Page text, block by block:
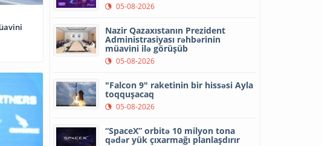
05-08-2026
Nazir Qazaxıstanın Prezident
Administrasiyası rəhbərinin
müavini ilə görüşüb
05-08-2026
"Falcon 9" raketinin bir hissəsi Ayla
toqquşacaq
05-08-2026
“SpaceX” orbitə 10 milyon tona
qədər yük çıxarmağı planlaşdırır